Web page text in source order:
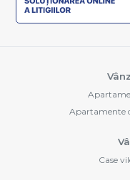
Apartamente
Case